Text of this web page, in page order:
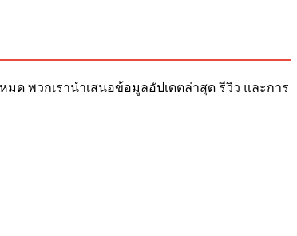
ด พวกเรานำเสนอข้อมูลอัปเดตล่าสุด รีวิว และการ